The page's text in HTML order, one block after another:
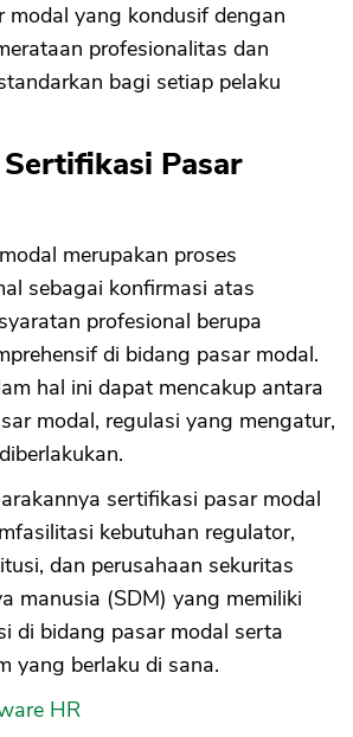
modal yang kondusif dengan
profesionalitas dan
bagi setiap pelaku
Pasar
merupakan proses
sebagai konfirmasi atas
profesional berupa
di bidang pasar modal.
hal ini dapat mencakup antara
modal, regulasi yang mengatur,
sertifikasi pasar modal
kebutuhan regulator,
dan perusahaan sekuritas
manusia (SDM) yang memiliki
di bidang pasar modal serta
yang berlaku di sana.
HR